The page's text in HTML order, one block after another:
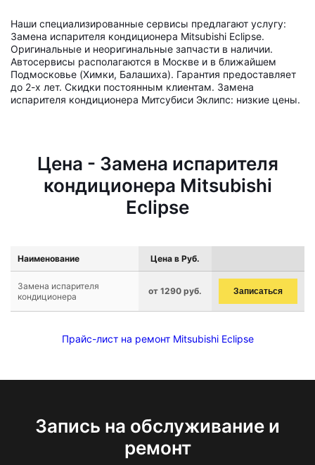
Наши специализированные сервисы предлагают услугу:
Замена испарителя кондиционера Mitsubishi Eclipse.
Оригинальные и неоригинальные запчасти в наличии.
Автосервисы располагаются в Москве и в ближайшем
Подмосковье (Химки, Балашиха). Гарантия предоставляет
до 2-х лет. Скидки постоянным клиентам. Замена
испарителя кондиционера Митсубиси Эклипс: низкие цены.
Цена - Замена испарителя
кондиционера Mitsubishi
Eclipse
Наименование Цена в Руб.
Замена испарителя
кондиционера
от 1290 руб. Записаться
Прайс-лист на ремонт Mitsubishi Eclipse
Запись на обслуживание и
ремонт